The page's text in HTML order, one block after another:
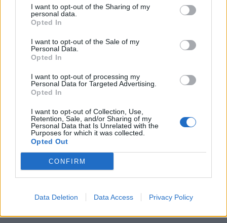
I want to opt-out of the Sharing of my
personal data.
Opted In
I want to opt-out of the Sale of my
Personal Data.
Opted In
I want to opt-out of processing my
Personal Data for Targeted Advertising.
Opted In
I want to opt-out of Collection, Use,
Retention, Sale, and/or Sharing of my
Personal Data that Is Unrelated with the
Purposes for which it was collected.
Opted Out
CONFIRM
Data Deletion Data Access Privacy Policy
Zpravodajství
Příbram modernizuje parkovací automaty.
Přibudou i tři nové poblíž Svaté Hory
Zpravodajství
Středočeský kraj upravil pravidla soutěže.
vzniku odpadu